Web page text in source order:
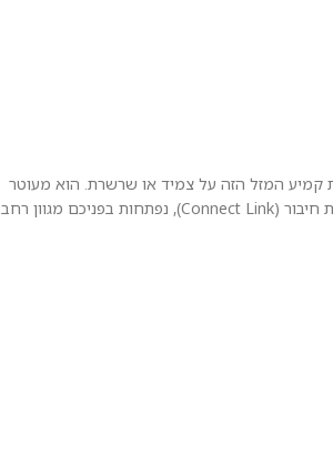
אך בעלת משמעות סמלית. ענדו את קמיע המזל הזה על צמיד או שרשרת. הוא מעוטר
באבני זירקוניה לבנות ומנצנצות המוסיפות נגיעה של ברק למראה שלכם. הודות ללולאה העדינה שלו, קל לשלב אותו עם תליונים אחרים – ויחד עם חוליית חיבור (Connect Link), נפתחות בפניכם מגוון רחב